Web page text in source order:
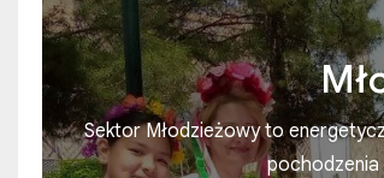
Sektor Młodzieżowy to
pochodzenia